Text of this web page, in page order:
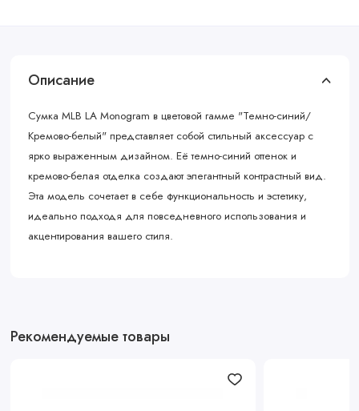
Описание
Сумка MLB LA Monogram в цветовой гамме "Темно-синий/
Кремово-белый" представляет собой стильный аксессуар с
ярко выраженным дизайном. Её темно-синий оттенок и
кремово-белая отделка создают элегантный контрастный вид.
Эта модель сочетает в себе функциональность и эстетику,
идеально подходя для повседневного использования и
акцентирования вашего стиля.
Рекомендуемые товары